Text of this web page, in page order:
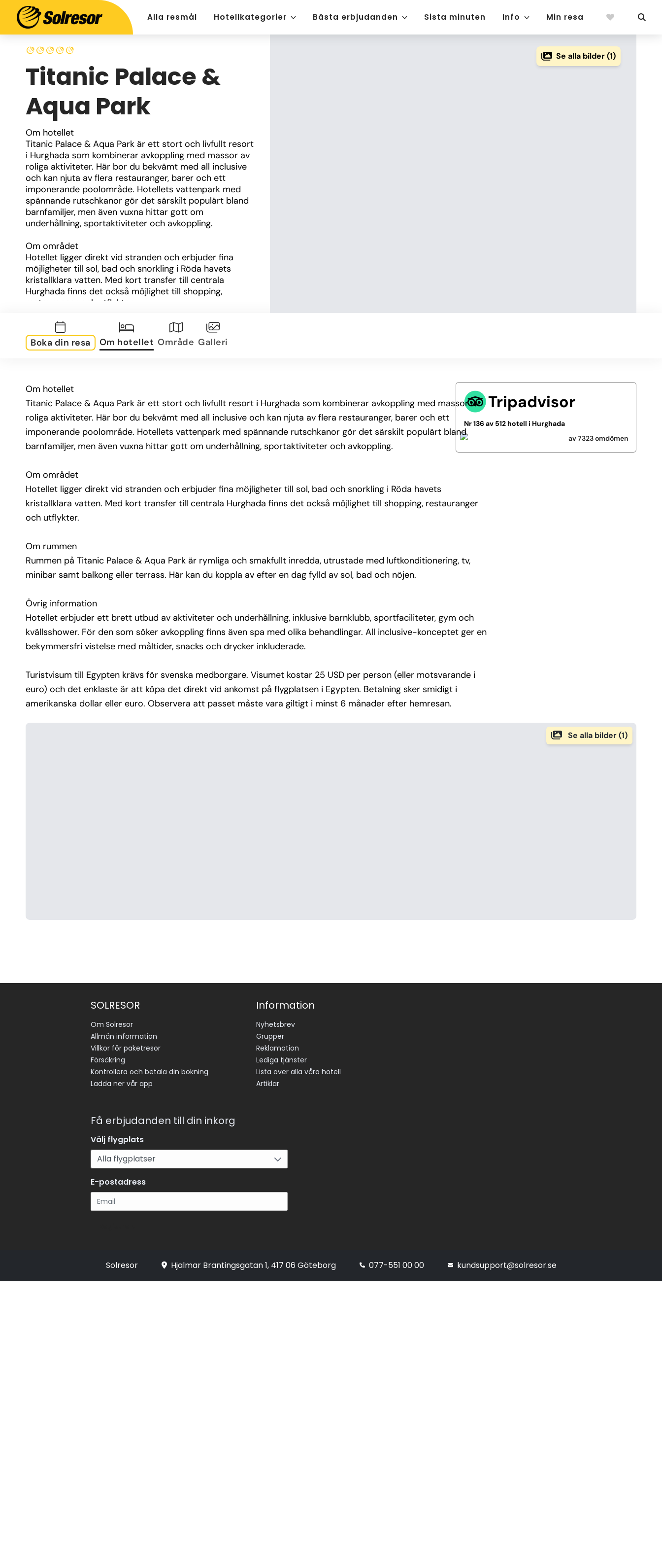
Alla resmål Hotellkategorier Bästa erbjudanden Sista minuten Info Min resa
Titanic Palace &
Aqua Park
Om hotellet
Titanic Palace & Aqua Park är ett stort och livfullt resort
i Hurghada som kombinerar avkoppling med massor av
roliga aktiviteter. Här bor du bekvämt med all inclusive
och kan njuta av flera restauranger, barer och ett
imponerande poolområde. Hotellets vattenpark med
spännande rutschkanor gör det särskilt populärt bland
barnfamiljer, men även vuxna hittar gott om
underhållning, sportaktiviteter och avkoppling.
Om området
Hotellet ligger direkt vid stranden och erbjuder fina
möjligheter till sol, bad och snorkling i Röda havets
kristallklara vatten. Med kort transfer till centrala
Hurghada finns det också möjlighet till shopping,
restauranger och utflykter.
Om rummen
Rummen på Titanic Palace & Aqua Park är rymliga och
smakfullt inredda, utrustade med luftkonditionering, tv,
Övrig information
Hotellet erbjuder ett brett utbud av aktiviteter och
underhållning, inklusive barnklubb, sportfaciliteter, gym
och kvällsshower. För den som söker avkoppling finns
även spa med olika behandlingar. All inclusive-
konceptet ger en bekymmersfri vistelse med måltider,
Turistvisum till Egypten krävs för svenska medborgare.
Visumet kostar 25 USD per person (eller motsvarande i
euro) och det enklaste är att köpa det direkt vid
ankomst på flygplatsen i Egypten. Betalning sker smidigt
måste vara giltigt i minst 6 månader efter hemresan.
Se alla bilder (1)
Boka din resa Om hotellet Område Galleri
Om hotellet
Titanic Palace & Aqua Park är ett stort och livfullt resort i Hurghada som kombinerar avkoppling med massor av
roliga aktiviteter. Här bor du bekvämt med all inclusive och kan njuta av flera restauranger, barer och ett
imponerande poolområde. Hotellets vattenpark med spännande rutschkanor gör det särskilt populärt bland
barnfamiljer, men även vuxna hittar gott om underhållning, sportaktiviteter och avkoppling.
Om området
Hotellet ligger direkt vid stranden och erbjuder fina möjligheter till sol, bad och snorkling i Röda havets
kristallklara vatten. Med kort transfer till centrala Hurghada finns det också möjlighet till shopping, restauranger
och utflykter.
Om rummen
Rummen på Titanic Palace & Aqua Park är rymliga och smakfullt inredda, utrustade med luftkonditionering, tv,
minibar samt balkong eller terrass. Här kan du koppla av efter en dag fylld av sol, bad och nöjen.
Övrig information
Hotellet erbjuder ett brett utbud av aktiviteter och underhållning, inklusive barnklubb, sportfaciliteter, gym och
kvällsshower. För den som söker avkoppling finns även spa med olika behandlingar. All inclusive-konceptet ger en
bekymmersfri vistelse med måltider, snacks och drycker inkluderade.
Turistvisum till Egypten krävs för svenska medborgare. Visumet kostar 25 USD per person (eller motsvarande i
euro) och det enklaste är att köpa det direkt vid ankomst på flygplatsen i Egypten. Betalning sker smidigt i
amerikanska dollar eller euro. Observera att passet måste vara giltigt i minst 6 månader efter hemresan.
Tripadvisor
Nr 136 av 512 hotell i Hurghada
av 7323 omdömen
Se alla bilder (1)
SOLRESOR
Om Solresor
Allmän information
Villkor för paketresor
Försäkring
Kontrollera och betala din bokning
Ladda ner vår app
Information
Nyhetsbrev
Grupper
Reklamation
Lediga tjänster
Lista över alla våra hotell
Artiklar
Få erbjudanden till din inkorg
Välj flygplats
E-postadress
Solresor Hjalmar Brantingsgatan 1, 417 06 Göteborg 077-551 00 00 kundsupport@solresor.se